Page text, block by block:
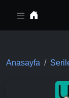
Anasayfa